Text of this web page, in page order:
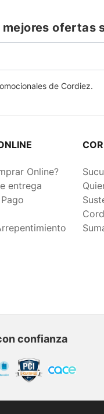
ofertas
de Cordiez.
Online?
entrega
confianza